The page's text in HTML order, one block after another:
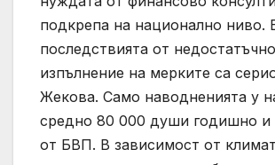
подкрепа на национално ниво.
последствията от
изпълнение на мерките са
Жекова. Само наводненията у
средно 80 000 души годишно и
от БВП. В зависимост от